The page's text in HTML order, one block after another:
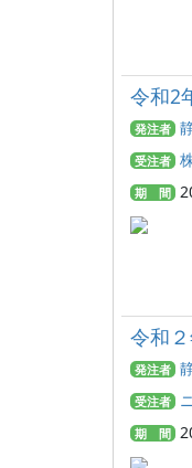
令和2
発注者
受注者
期 間
令和
発注者
受注者
期 間